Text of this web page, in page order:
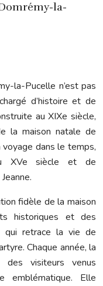
la-
la-Pucelle n’est pas
d’histoire et de
au XIXe siècle,
la maison natale de
voyage dans le temps,
XVe siècle et de
fidèle de la maison
historiques et des
qui retrace la vie de
Chaque année, la
des visiteurs venus
emblématique. Elle